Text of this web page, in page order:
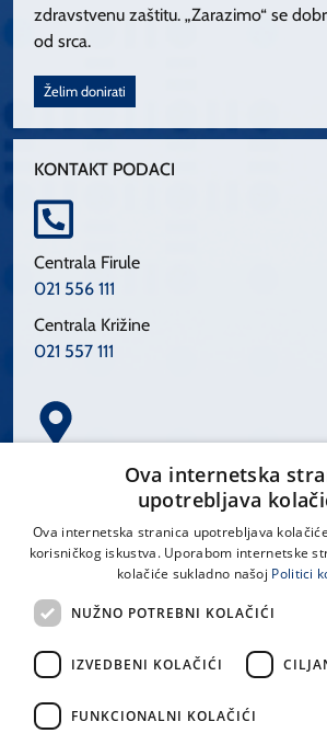
zdravstvenu zaštitu. „Zarazimo“ se
od srca.
Želim donirati
KONTAKT PODACI
Centrala Firule
021 556 111
Centrala Križine
021 557 111
Spinčićeva 1, 21000 Split
LINKOVI
Uvjeti korištenja
Ova internetska
upotrebljava
Ova internetska stranica upotrebljava
korisničkog iskustva. Uporabom internetske
kolačiće sukladno našoj Politici
NUŽNO POTREBNI KOLAČIĆI
IZVEDBENI KOLAČIĆI
FUNKCIONALNI KOLAČIĆI